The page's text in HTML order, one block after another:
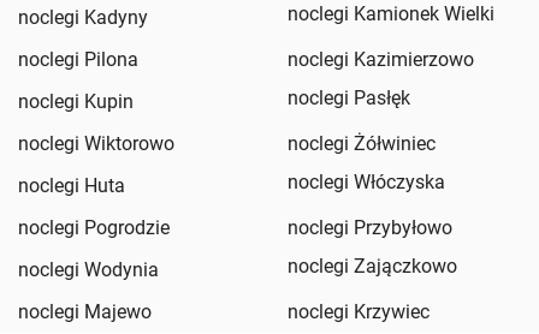
noclegi Kadyny
noclegi Kamionek Wielki
noclegi Pilona
noclegi Kazimierzowo
noclegi Kupin
noclegi Pasłęk
noclegi Wiktorowo
noclegi Żółwiniec
noclegi Huta
noclegi Włóczyska
noclegi Pogrodzie
noclegi Przybyłowo
noclegi Wodynia
noclegi Zajączkowo
noclegi Majewo
noclegi Krzywiec